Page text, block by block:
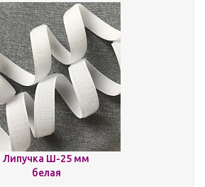
Липучка Ш-25 мм
белая